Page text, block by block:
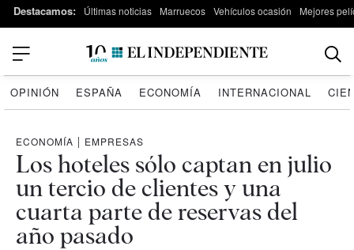
Destacamos: Últimas noticias Marruecos Vehículos ocasión Mejores
OPINIÓN ESPAÑA ECONOMÍA INTERNACIONAL
ECONOMÍA | EMPRESAS
Los hoteles sólo captan en julio
un tercio de clientes y una
cuarta parte de reservas del
año pasado